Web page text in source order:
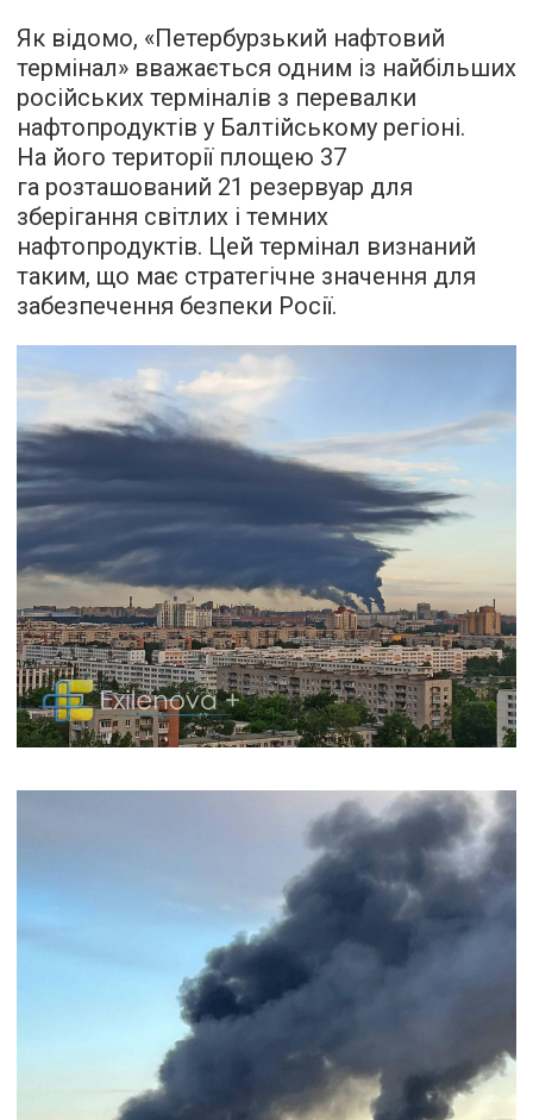
Як відомо, «Петербурзький нафтовий
термінал» вважається одним із найбільших
російських терміналів з перевалки
нафтопродуктів у Балтійському регіоні.
На його території площею 37
га розташований 21 резервуар для
зберігання світлих і темних
нафтопродуктів. Цей термінал визнаний
таким, що має стратегічне значення для
забезпечення безпеки Росії.